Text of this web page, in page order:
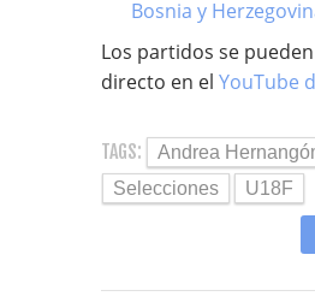
Bosnia y
Los partidos se
directo en el YouTube
TAGS:
Andrea
Selecciones
U18F